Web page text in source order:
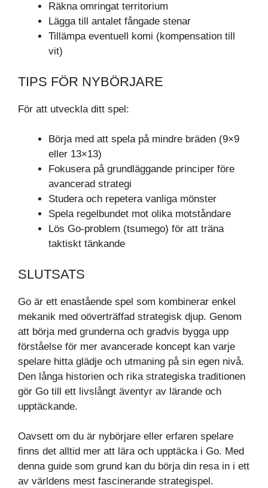
Räkna omringat territorium
Lägga till antalet fångade stenar
Tillämpa eventuell komi (kompensation till
vit)
TIPS FÖR NYBÖRJARE
För att utveckla ditt spel:
Börja med att spela på mindre bräden (9×9
eller 13×13)
Fokusera på grundläggande principer före
avancerad strategi
Studera och repetera vanliga mönster
Spela regelbundet mot olika motståndare
Lös Go-problem (tsumego) för att träna
taktiskt tänkande
SLUTSATS
Go är ett enastående spel som kombinerar enkel
mekanik med oöverträffad strategisk djup. Genom
att börja med grunderna och gradvis bygga upp
förståelse för mer avancerade koncept kan varje
spelare hitta glädje och utmaning på sin egen nivå.
Den långa historien och rika strategiska traditionen
gör Go till ett livslångt äventyr av lärande och
upptäckande.
Oavsett om du är nybörjare eller erfaren spelare
finns det alltid mer att lära och upptäcka i Go. Med
denna guide som grund kan du börja din resa in i ett
av världens mest fascinerande strategispel.